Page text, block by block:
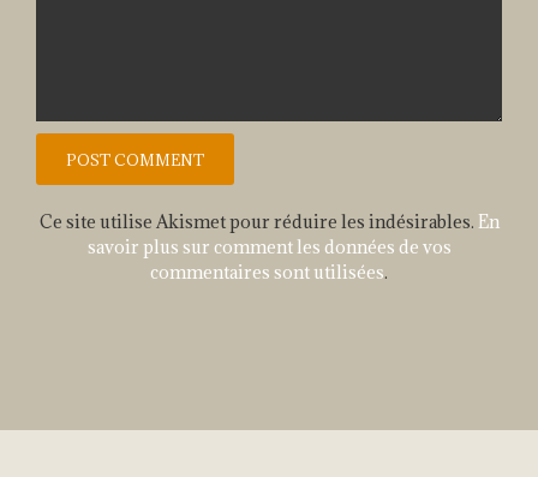
Ce site utilise Akismet pour réduire les indésirables. En
savoir plus sur comment les données de vos
commentaires sont utilisées.